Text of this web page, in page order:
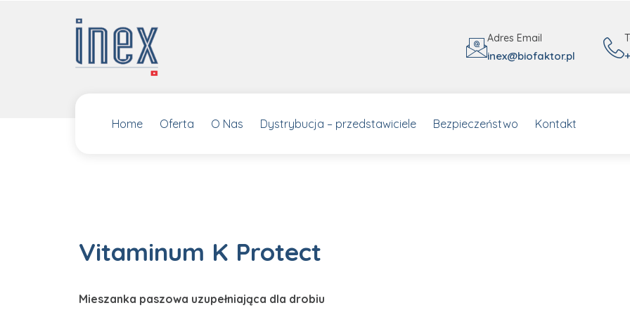
O Nas Dystrybucja –
Adres Email
inex@biofaktor.pl
Home Oferta O Nas Dystrybucja – przedstawiciele Bezpieczeństwo Kontakt
Vitaminum K Protect
Mieszanka paszowa uzupełniająca dla drobiu